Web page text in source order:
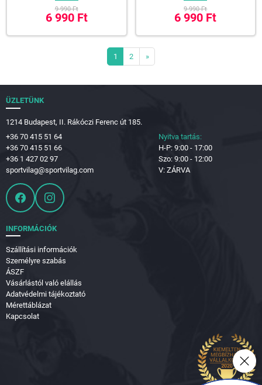
9 990 Ft
6 990 Ft
9 990 Ft
6 990 Ft
1 2 »
ÜZLETÜNK
1214 Budapest, II. Rákóczi Ferenc út 185.
+36 70 415 51 64
+36 70 415 51 66
+36 1 427 02 97
sportvilag@sportvilag.com
Nyitva tartás:
H-P: 9:00 - 17:00
Szo: 9:00 - 12:00
V: ZÁRVA
INFORMÁCIÓK
Szállítási információk
Személyre szabás
ÁSZF
Vásárlástól való elállás
Adatvédelmi tájékoztató
Mérettáblázat
Kapcsolat